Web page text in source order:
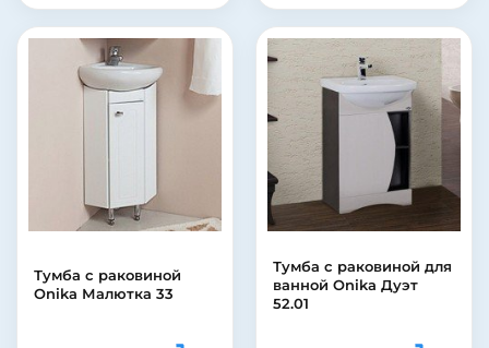
Тумба с раковиной
Onika Малютка 33
Тумба с раковиной для
ванной Onika Дуэт
52.01